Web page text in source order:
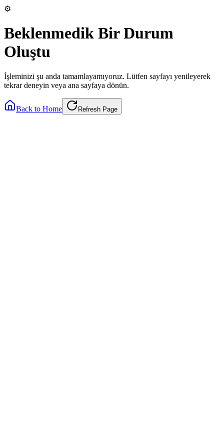
⚙️
Beklenmedik Bir Durum
Oluştu
İşleminizi şu anda tamamlayamıyoruz. Lütfen sayfayı yenileyerek
tekrar deneyin veya ana sayfaya dönün.
Back to Home Refresh Page